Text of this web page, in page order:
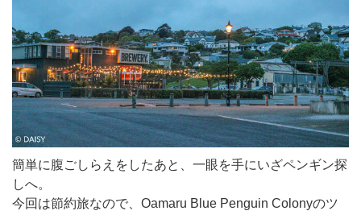
簡単に腹ごしらえをしたあと、一眼を手にいざペンギン探
しへ。
今回は節約旅なので、Oamaru Blue Penguin Colonyのツ